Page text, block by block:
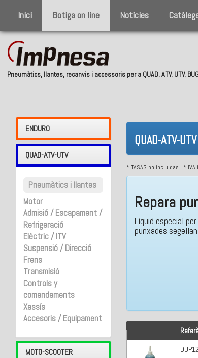
Inici Botiga on line Notícies
Pneumàtics, llantes, recanvis i accessoris per a QUAD, ATV, UTV,
ENDURO
QUAD-ATV-UTV
Pneumàtics i llantes
Motor
Admisió / Escapament /
Refrigeració
Elèctric / ITV
Suspensió / Direcció
Frens
Transmisió
Controls y
comandaments
Xassís
Accesoris / Equipament
MOTO-SCOOTER
QUAD-
QUAD-ATV-UTV
* TASAS no incluidas | * IVA
Repara
Líquid especial
punxades